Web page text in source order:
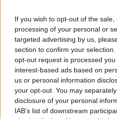
If you wish to opt-out of the
processing of your personal or
targeted advertising by us,
section to confirm your
opt-out request is processed
interest-based ads based on
us or personal information
your opt-out. You may
disclosure of your personal
IAB’s list of downstream
DILLON DANIS
Hype FC ønsker å booke Dillon
Erik Solvang 13 January, 2026 15:37